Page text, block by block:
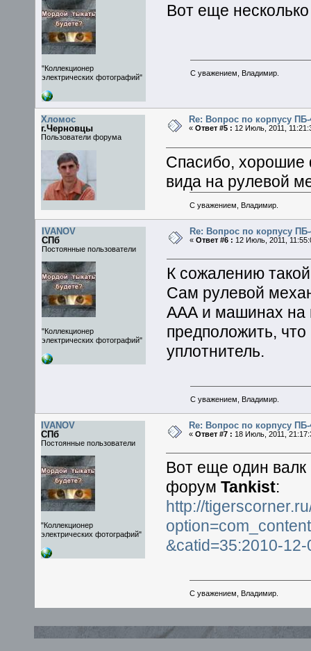
"Коллекционер
электрических фотографий"
Вот еще
С уважением, Владимир.
Хломос
г.Черновцы
Пользователи форума
Re: Вопрос по корпусу ПБ-
« Ответ #5 : 12 Июль, 2011,
Спасибо, хорошие
вида на рулевой
С уважением, Владимир.
IVANOV
СПб
Постоянные пользователи
"Коллекционер
электрических фотографий"
Re: Вопрос по корпусу
« Ответ #6 : 12 Июль, 2011,
К сожалению
Сам рулевой
ААА и машинах на
предположить,
уплотнитель.
С уважением, Владимир.
IVANOV
СПб
Постоянные пользователи
"Коллекционер
электрических фотографий"
Re: Вопрос по корпусу ПБ-
« Ответ #7 : 18 Июль, 2011,
Вот еще один валк
форумTankist:
http://
&catid=35:2010-
С уважением, Владимир.